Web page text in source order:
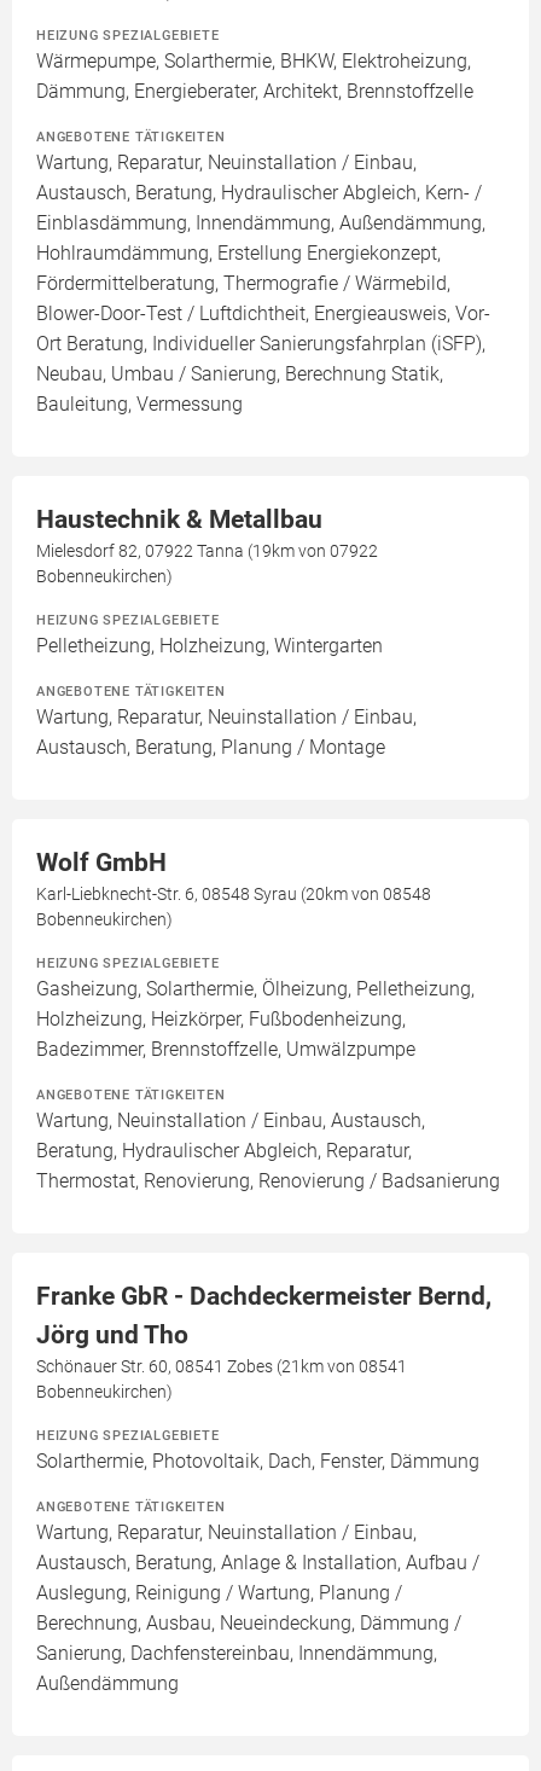
HEIZUNG SPEZIALGEBIETE
Wärmepumpe, Solarthermie, BHKW, Elektroheizung,
Dämmung, Energieberater, Architekt, Brennstoffzelle
ANGEBOTENE TÄTIGKEITEN
Wartung, Reparatur, Neuinstallation / Einbau,
Austausch, Beratung, Hydraulischer Abgleich, Kern- /
Einblasdämmung, Innendämmung, Außendämmung,
Hohlraumdämmung, Erstellung Energiekonzept,
Fördermittelberatung, Thermografie / Wärmebild,
Blower-Door-Test / Luftdichtheit, Energieausweis, Vor-
Ort Beratung, Individueller Sanierungsfahrplan (iSFP),
Neubau, Umbau / Sanierung, Berechnung Statik,
Bauleitung, Vermessung
Haustechnik & Metallbau
Mielesdorf 82, 07922 Tanna (19km von 07922
Bobenneukirchen)
HEIZUNG SPEZIALGEBIETE
Pelletheizung, Holzheizung, Wintergarten
ANGEBOTENE TÄTIGKEITEN
Wartung, Reparatur, Neuinstallation / Einbau,
Austausch, Beratung, Planung / Montage
Wolf GmbH
Karl-Liebknecht-Str. 6, 08548 Syrau (20km von 08548
Bobenneukirchen)
HEIZUNG SPEZIALGEBIETE
Gasheizung, Solarthermie, Ölheizung, Pelletheizung,
Holzheizung, Heizkörper, Fußbodenheizung,
Badezimmer, Brennstoffzelle, Umwälzpumpe
ANGEBOTENE TÄTIGKEITEN
Wartung, Neuinstallation / Einbau, Austausch,
Beratung, Hydraulischer Abgleich, Reparatur,
Thermostat, Renovierung, Renovierung / Badsanierung
Franke GbR - Dachdeckermeister Bernd,
Jörg und Tho
Schönauer Str. 60, 08541 Zobes (21km von 08541
Bobenneukirchen)
HEIZUNG SPEZIALGEBIETE
Solarthermie, Photovoltaik, Dach, Fenster, Dämmung
ANGEBOTENE TÄTIGKEITEN
Wartung, Reparatur, Neuinstallation / Einbau,
Austausch, Beratung, Anlage & Installation, Aufbau /
Auslegung, Reinigung / Wartung, Planung /
Berechnung, Ausbau, Neueindeckung, Dämmung /
Sanierung, Dachfenstereinbau, Innendämmung,
Außendämmung